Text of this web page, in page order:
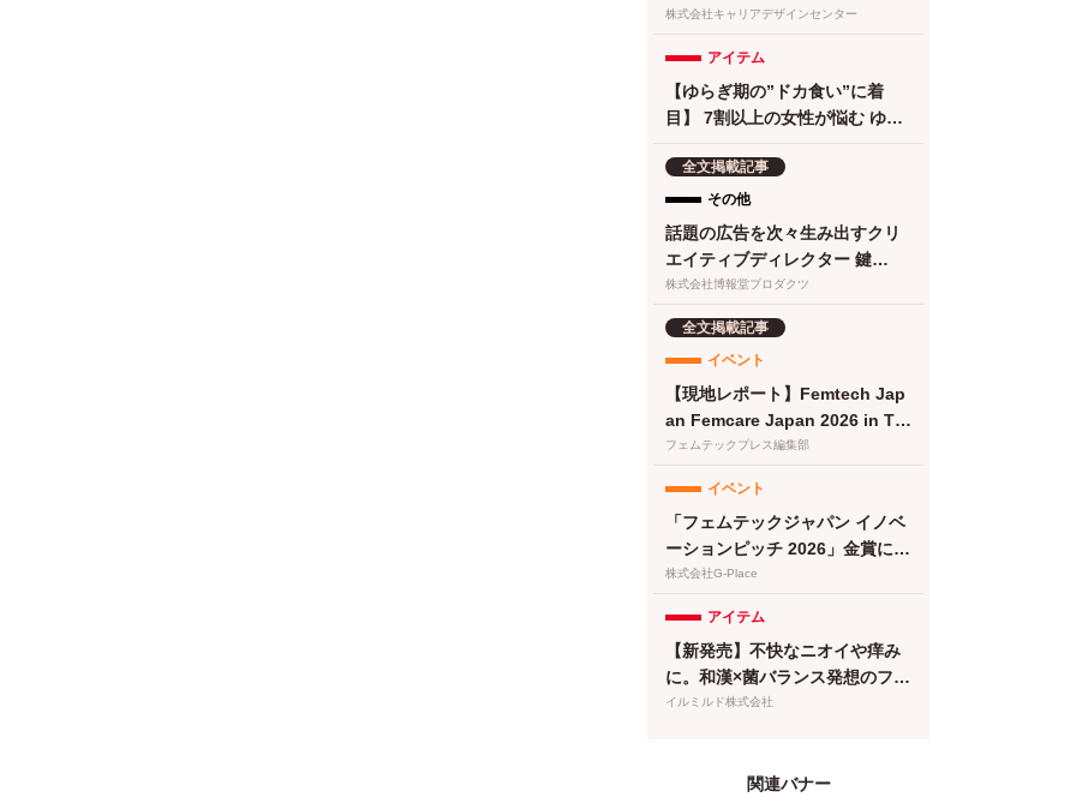
やすくなる」と回答／『女の転
ト【第134回】
株式会社キャリアデザインセンター
アイテム
【ゆらぎ期の”ドカ食い”に着
目】 7割以上の女性が悩む ゆら
リ『Calme（カルメ）』8月3日
新発売！
全文掲載記事
その他
話題の広告を次々生み出すクリ
エイティブディレクター 鍵
は“顧客化接点の設計・実
株式会社博報堂プロダクツ
全文掲載記事
イベント
【現地レポート】Femtech Jap
an Femcare Japan 2026 in TO
KYO｜フェムテックジャパン20
取り組みが集結
フェムテックプレス編集部
イベント
「フェムテックジャパン イノベ
ーションピッチ 2026」金賞に竹
繊維＆でんぷん由来吸収体の生
株式会社G-Place
アイテム
【新発売】不快なニオイや痒み
に。和漢×菌バランス発想のフェ
ムケア泡ソープが登場
イルミルド株式会社
関連バナー